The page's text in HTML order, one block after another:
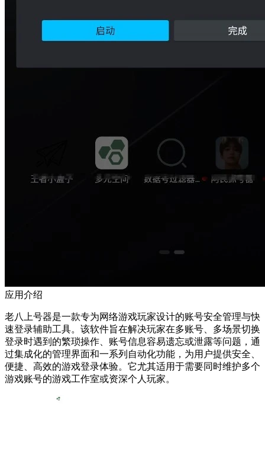
应用介绍
老八上号器是一款专为网络游戏玩家设计的账号安全管理与快
速登录辅助工具。该软件旨在解决玩家在多账号、多场景切换
登录时遇到的繁琐操作、账号信息容易遗忘或泄露等问题，通
过集成化的管理界面和一系列自动化功能，为用户提供安全、
便捷、高效的游戏登录体验。它尤其适用于需要同时维护多个
游戏账号的游戏工作室或资深个人玩家。